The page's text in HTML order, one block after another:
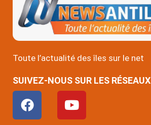
Toute l’actualité des îles sur le net
SUIVEZ-NOUS SUR LES RÉSEAUX
F
a
Y
o